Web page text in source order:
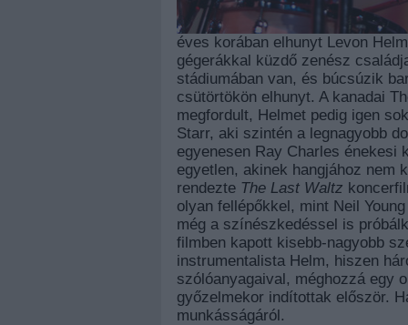
éves korában elhunyt Levon
gégerákkal küzdő zenész
stádiumában van, és búcsúzik
csütörtökön elhunyt. A kanadai
megfordult, Helmet pedig igen
Starr, aki szintén a legnagyobb
egyenesen Ray Charles énekesi
egyetlen, akinek hangjához nem
rendezte The Last Waltz
olyan fellépőkkel, mint Neil
még a színészkedéssel is
filmben kapott kisebb-nagyobb
instrumentalista Helm, hiszen
szólóanyagaival, méghozzá egy
győzelmekor indítottak először.
munkásságáról.